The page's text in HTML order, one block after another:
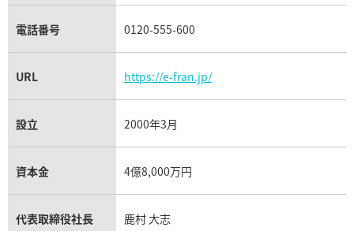
電話番号 0120-555-600
URL https://e-fran.jp/
設立 2000年3月
資本金 4億8,000万円
代表取締役社長 鹿村 大志